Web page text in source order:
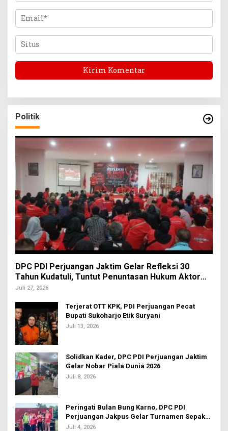
Politik
DPC PDI Perjuangan Jaktim Gelar Refleksi 30
Tahun Kudatuli, Tuntut Penuntasan Hukum Aktor
Intelektual
Juli 27, 2026
Terjerat OTT KPK, PDI Perjuangan Pecat
Bupati Sukoharjo Etik Suryani
Juli 13, 2026
Solidkan Kader, DPC PDI Perjuangan Jaktim
Gelar Nobar Piala Dunia 2026
Juli 8, 2026
Peringati Bulan Bung Karno, DPC PDI
Perjuangan Jakpus Gelar Turnamen Sepak
Bola U-20
Juli 4, 2026